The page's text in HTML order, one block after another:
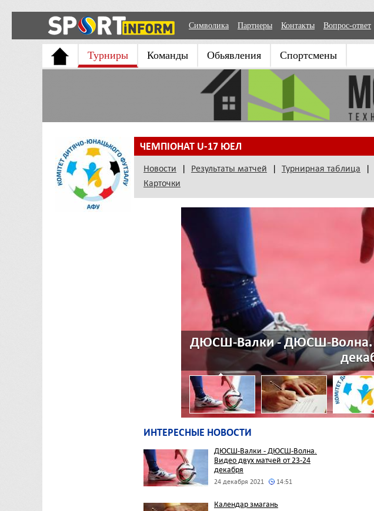
Символика Партнеры Контакты Вопрос-ответ
Турниры Команды Обьявления Спортсмены
ЧЕМПІОНАТ U-17 ЮЕЛ
Новости | Результаты матчей | Турнирная таблица |
Карточки
ДЮСШ-Валки - ДЮСШ-Волна.
ИНТЕРЕСНЫЕ НОВОСТИ
ДЮСШ-Валки - ДЮСШ-Волна.
Видео двух матчей от 23-24
декабря
24 декабря 2021 14:51
Календар змагань